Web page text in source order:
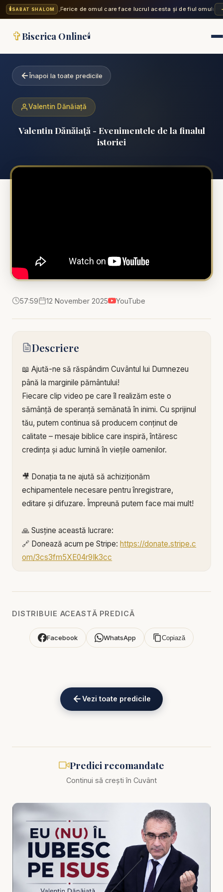
🕯️SABAT SHALOM „Ferice de omul care face lucrul acesta și de fiul omului
✞Biserica Online🕯️
Înapoi la toate predicile
Valentin Dănăiață
Valentin Dănăiață - Evenimentele de la finalul
istoriei
57:59 12 November 2025 YouTube
Descriere
📖 Ajută-ne să răspândim Cuvântul lui Dumnezeu
până la marginile pământului!
Fiecare clip video pe care îl realizăm este o
sămânță de speranță semănată în inimi. Cu sprijinul
tău, putem continua să producem conținut de
calitate – mesaje biblice care inspiră, întăresc
credința și aduc lumină în viețile oamenilor.
🎥 Donația ta ne ajută să achiziționăm
echipamentele necesare pentru înregistrare,
editare și difuzare. Împreună putem face mai mult!
🙏 Susține această lucrare:
🔗 Donează acum pe Stripe:https://donate.stripe.c
om/3cs3fm5XE04r9Ik3cc
Mulțumim din inimă pentru că faci parte din
eKV82sp3xNBFw/join
Pastor Valentin Dănăiață - Evenimentele de la
finalul istoriei - predici creștine
împlinesc sub ochii noștri. Războaie, crize
economice, confuzie morală și neliniște globală —
toate par să indice că lumea se apropie de
evenimentele finale ale istoriei. În această predică
memorabilă, pastorul Valentin Dănăiață oferă o
privire profundă, biblică și realistă asupra timpurilor
DISTRIBUIE ACEASTĂ PREDICĂ
Facebook WhatsApp Copiază
Vezi toate predicile
Predici recomandate
Continui să crești în Cuvânt